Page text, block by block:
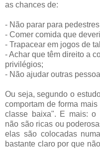
as chances de:
- Não parar para
- Comer comida que
- Trapacear em jogos de
- Achar que têm direito a
privilégios;
- Não ajudar outras
Ou seja, segundo o
comportam de forma
classe baixa". E mais: o
não são ricas ou
elas são colocadas
bastante claro por que